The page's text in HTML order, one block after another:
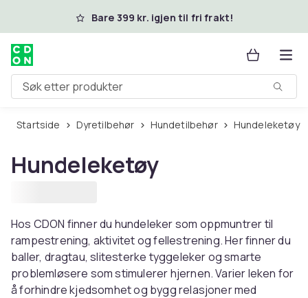
Hopp til hovedinnholdBare 399 kr. igjen til fri frakt!
Søk etter produkter
Startside Dyretilbehør Hundetilbehør Hundeleketøy
Hundeleketøy
Hos CDON finner du hundeleker som oppmuntrer til
rampestrening, aktivitet og fellestrening. Her finner du
baller, dragtau, slitesterke tyggeleker og smarte
problemløsere som stimulerer hjernen. Varier leken for
å forhindre kjedsomhet og bygg relasjoner med